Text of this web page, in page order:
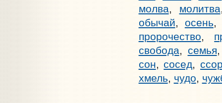
молва, молитва
обычай, осень
пророчество,
свобода, семья
сон, сосед,
хмель, чудо,